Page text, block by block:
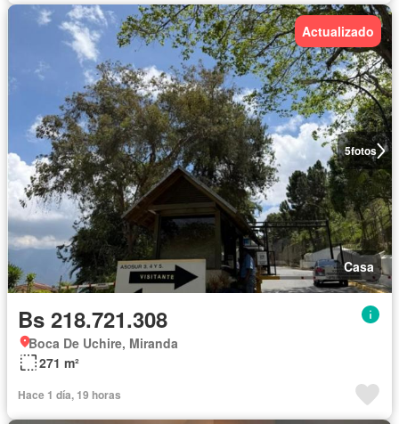
5fotos
Actualizado
Casa
Bs 218.721.308
Boca De Uchire, Miranda
271 m²
Hace 1 día, 19 horas